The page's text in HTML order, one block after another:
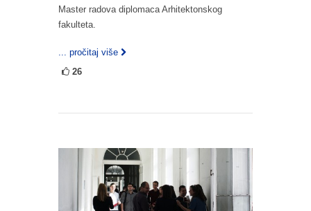
Master radova diplomaca Arhitektonskog
fakulteta.
... pročitaj više
26